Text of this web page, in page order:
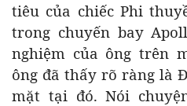
tiêu của chiếc Phi
trong chuyến bay
nghiệm của ông trên
ông đã thấy rõ ràng là
mặt tại đó. Nói